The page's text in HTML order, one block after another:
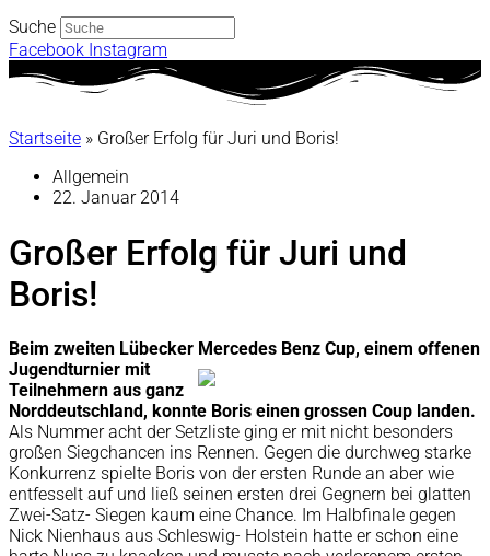
Suche
Facebook Instagram
Startseite » Großer Erfolg für Juri und Boris!
Allgemein
22. Januar 2014
Großer Erfolg für Juri und
Boris!
Beim zweiten Lübecker Mercedes Benz Cup, einem offenen
Jugendturnier mit
Teilnehmern aus ganz
Norddeutschland, konnte Boris einen grossen Coup landen.
Als Nummer acht der Setzliste ging er mit nicht besonders
großen Siegchancen ins Rennen. Gegen die durchweg starke
Konkurrenz spielte Boris von der ersten Runde an aber wie
entfesselt auf und ließ seinen ersten drei Gegnern bei glatten
Zwei-Satz- Siegen kaum eine Chance. Im Halbfinale gegen
Nick Nienhaus aus Schleswig- Holstein hatte er schon eine